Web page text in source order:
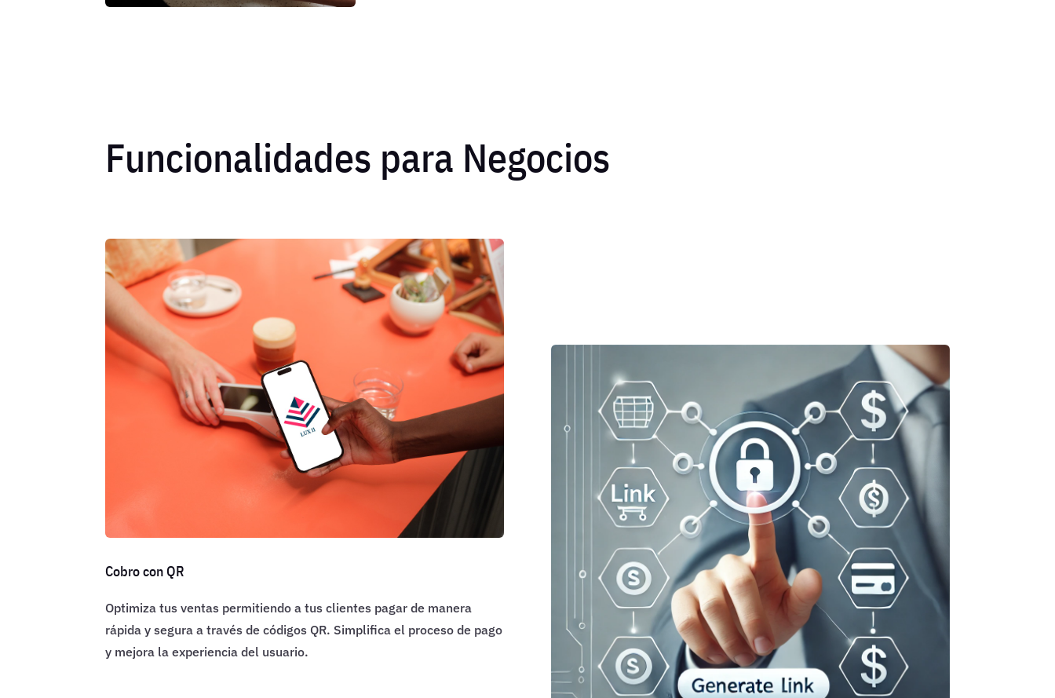
Funcionalidades para Negocios
Cobro con QR
Optimiza tus ventas permitiendo a tus clientes pagar de manera
rápida y segura a través de códigos QR. Simplifica el proceso de pago
y mejora la experiencia del usuario.